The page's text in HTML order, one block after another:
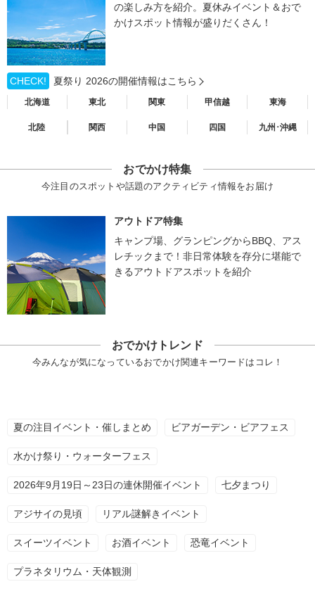
の楽しみ方を紹介。夏休みイベント＆おで
かけスポット情報が盛りだくさん！
CHECK! 夏祭り 2026の開催情報はこちら
北海道 東北 関東 甲信越 東海
北陸 関西 中国 四国 九州･沖縄
おでかけ特集
今注目のスポットや話題のアクティビティ情報をお届け
アウトドア特集
キャンプ場、グランピングからBBQ、アス
レチックまで！非日常体験を存分に堪能で
きるアウトドアスポットを紹介
おでかけトレンド
今みんなが気になっているおでかけ関連キーワードはコレ！
夏の注目イベント・催しまとめ ビアガーデン・ビアフェス
水かけ祭り・ウォーターフェス
2026年9月19日～23日の連休開催イベント 七夕まつり
アジサイの見頃 リアル謎解きイベント
スイーツイベント お酒イベント 恐竜イベント
プラネタリウム・天体観測